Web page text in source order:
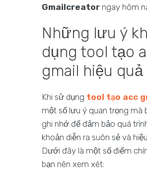
Gmailcreator ngay hôm
Những lưu ý
dụng tool tạo
gmail hiệu quả
Khi sử dụng tool tạo acc
một số lưu ý quan trọng mà
ghi nhớ để đảm bảo quá
khoản diễn ra suôn sẻ và
Dưới đây là một số điểm
bạn nên xem xét: